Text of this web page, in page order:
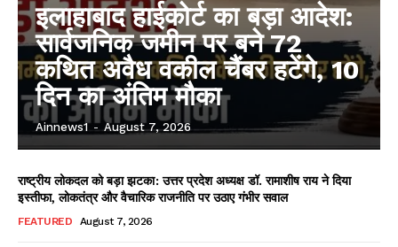
इलाहाबाद हाईकोर्ट का बड़ा आदेश:
सार्वजनिक जमीन पर बने 72
कथित अवैध वकील चैंबर हटेंगे, 10
दिन का अंतिम मौका
Ainnews1 - August 7, 2026
राष्ट्रीय लोकदल को बड़ा झटका: उत्तर प्रदेश अध्यक्ष डॉ. रामाशीष राय ने दिया
इस्तीफा, लोकतंत्र और वैचारिक राजनीति पर उठाए गंभीर सवाल
FEATURED August 7, 2026